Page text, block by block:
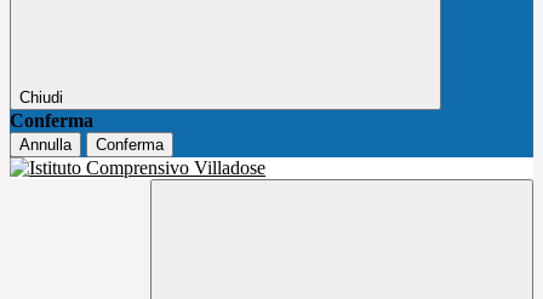
Chiudi
Conferma
Annulla Conferma